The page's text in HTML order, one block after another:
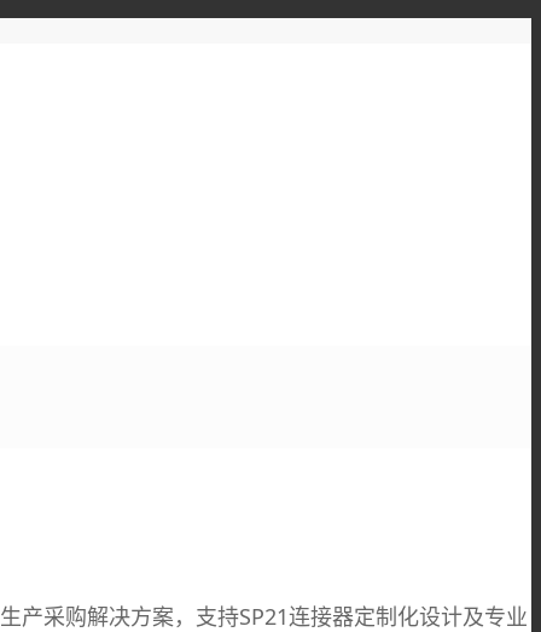
产采购解决方案，支持SP21连接器定制化设计及专业